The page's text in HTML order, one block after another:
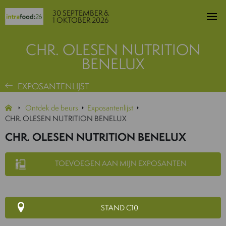
30 SEPTEMBER &
1 OKTOBER 2026
CHR. OLESEN NUTRITION
BENELUX
EXPOSANTENLIJST
Ontdek de beurs
Exposantenlijst
CHR. OLESEN NUTRITION BENELUX
CHR. OLESEN NUTRITION BENELUX
TOEVOEGEN AAN MIJN EXPOSANTEN
STAND C10